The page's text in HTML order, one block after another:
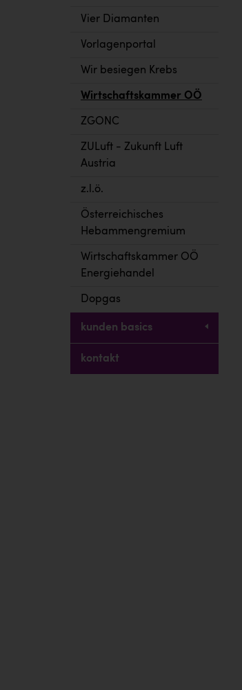
Vier Diamanten
Vorlagenportal
Wir besiegen Krebs
Wirtschaftskammer OÖ
ZGONC
ZULuft - Zukunft Luft
Austria
z.l.ö.
Österreichisches
Hebammengremium
Wirtschaftskammer OÖ
Energiehandel
Dopgas
kunden basics
kontakt